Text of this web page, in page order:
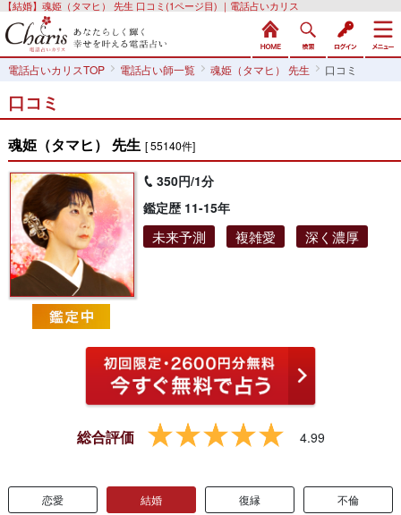
【結婚】魂姫（タマヒ） 先生 口コミ(1ページ目) ｜電話占いカリス
電話占いカリスTOP 電話占い師一覧 魂姫（タマヒ） 先生 口コミ
口コミ
魂姫（タマヒ） 先生 [ 55140件]
350円/1分
鑑定歴 11-15年
未来予測 複雑愛 深く濃厚
総合評価 4.99
恋愛 結婚 復縁 不倫